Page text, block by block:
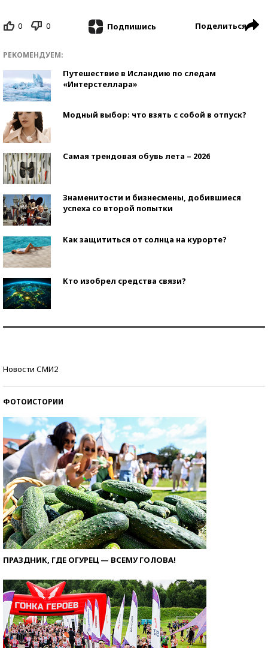
0 0 Подпишись Поделиться
РЕКОМЕНДУЕМ:
Путешествие в Исландию по следам
«Интерстеллара»
Модный выбор: что взять с собой в отпуск?
Самая трендовая обувь лета – 2026
Знаменитости и бизнесмены, добившиеся
успеха со второй попытки
Как защититься от солнца на курорте?
Кто изобрел средства связи?
стобалльников?
Новости СМИ2
ФОТОИСТОРИИ
ПРАЗДНИК, ГДЕ ОГУРЕЦ — ВСЕМУ ГОЛОВА!